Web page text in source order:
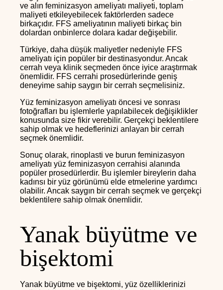
ve alın feminizasyon ameliyatı maliyeti, toplam
maliyeti etkileyebilecek faktörlerden sadece
birkaçıdır. FFS ameliyatının maliyeti birkaç bin
dolardan onbinlerce dolara kadar değişebilir.
Türkiye, daha düşük maliyetler nedeniyle FFS
ameliyatı için popüler bir destinasyondur. Ancak
cerrah veya klinik seçmeden önce iyice araştırmak
önemlidir. FFS cerrahi prosedürlerinde geniş
deneyime sahip saygın bir cerrah seçmelisiniz.
Yüz feminizasyon ameliyatı öncesi ve sonrası
fotoğrafları bu işlemlerle yapılabilecek değişiklikler
konusunda size fikir verebilir. Gerçekçi beklentilere
sahip olmak ve hedeflerinizi anlayan bir cerrah
seçmek önemlidir.
Sonuç olarak, rinoplasti ve burun feminizasyon
ameliyatı yüz feminizasyon cerrahisi alanında
popüler prosedürlerdir. Bu işlemler bireylerin daha
kadınsı bir yüz görünümü elde etmelerine yardımcı
olabilir. Ancak saygın bir cerrah seçmek ve gerçekçi
beklentilere sahip olmak önemlidir.
Yanak büyütme ve
bişektomi
Yanak büyütme ve bişektomi, yüz özelliklerinizi